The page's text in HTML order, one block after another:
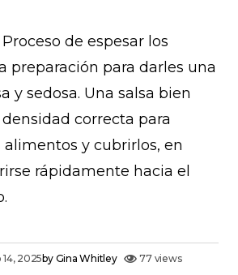
Proceso de espesar los
preparación para darles una
y sedosa. Una salsa bien
correcta para
alimentos y cubrirlos, en
rápidamente hacia el
2025by Gina Whitley 77 views